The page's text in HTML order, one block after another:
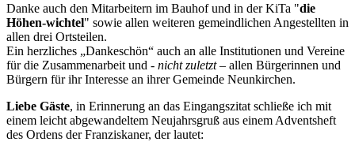
Danke auch den Mitarbeitern im Bauhof und in der KiTa "die
Höhen-wichtel" sowie allen weiteren gemeindlichen Angestellten in
allen drei Ortsteilen.
Ein herzliches „Dankeschön“ auch an alle Institutionen und Vereine
für die Zusammenarbeit und - nicht zuletzt– allen Bürgerinnen und
Bürgern für ihr Interesse an ihrer Gemeinde Neunkirchen.
Liebe Gäste, in Erinnerung an das Eingangszitat schließe ich mit
einem leicht abgewandeltem Neujahrsgruß aus einem Adventsheft
des Ordens der Franziskaner, der lautet: